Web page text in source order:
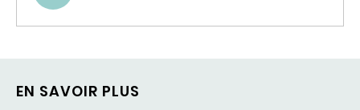
UN
EN SAVOIR PLUS